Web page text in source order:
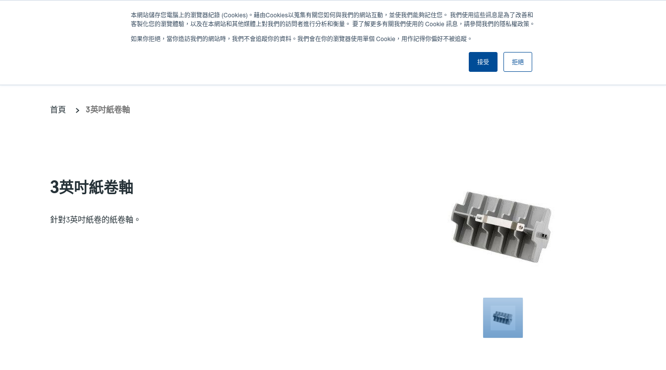
本網站儲存您電腦上的瀏覽器紀錄 (Cookies)。藉由Cookies以蒐集有關您如何與我們的網站互動，並使我們能夠記住您。 我們使用這些訊息是為了改善和
客製化您的瀏覽體驗，以及在本網站和其他媒體上對我們的訪問者進行分析和衡量。 要了解更多有關我們使用的 Cookie 訊息，請參閱我們的隱私權政策。
如果你拒絕，當你造訪我們的網站時，我們不會追蹤你的資料。我們會在你的瀏覽器使用單個 Cookie，用作記得你偏好不被追蹤。
接受 拒絕
User
account
menu
新聞 公司
User
登錄/註冊
Header
首頁 3英吋紙卷軸
3英吋紙卷軸
針對3英吋紙卷的紙卷軸。